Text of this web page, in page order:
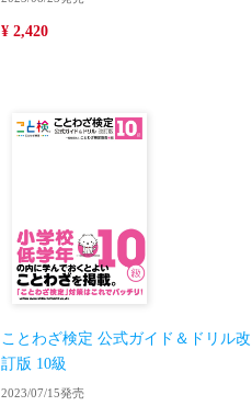
¥ 2,420
ことわざ検定 公式ガイド＆ドリル改
訂版 10級
2023/07/15発売